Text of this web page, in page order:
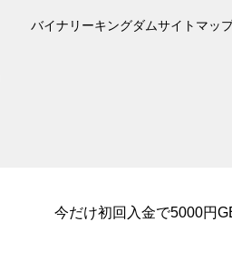
バイナリーキングダムサイトマッ
今だけ初回入金で5000円